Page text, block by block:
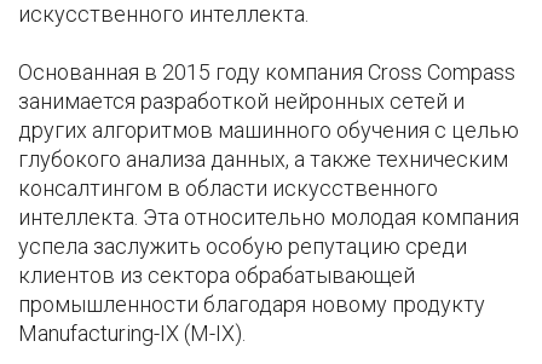
искусственного интеллекта.
Основанная в 2015 году компания Cross Compass
занимается разработкой нейронных сетей и
других алгоритмов машинного обучения с целью
глубокого анализа данных, а также техническим
консалтингом в области искусственного
интеллекта. Эта относительно молодая компания
успела заслужить особую репутацию среди
клиентов из сектора обрабатывающей
промышленности благодаря новому продукту
Manufacturing-IX (M-IX).